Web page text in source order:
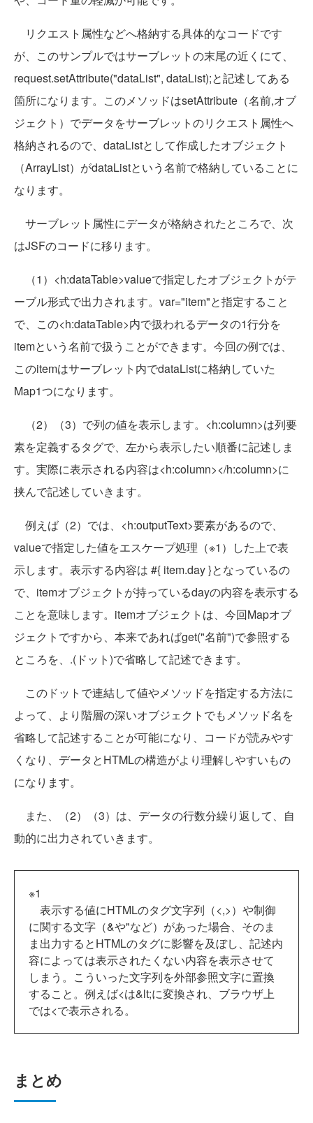
リクエスト属性などへ格納する具体的なコードです
が、このサンプルではサーブレットの末尾の近くにて、
request.setAttribute("dataList", dataList);と記述してある
箇所になります。このメソッドはsetAttribute（名前,オブ
ジェクト）でデータをサーブレットのリクエスト属性へ
格納されるので、dataListとして作成したオブジェクト
（ArrayList）がdataListという名前で格納していることに
なります。
サーブレット属性にデータが格納されたところで、次
はJSFのコードに移ります。
（1）<h:dataTable>valueで指定したオブジェクトがテ
ーブル形式で出力されます。var="item"と指定すること
で、この<h:dataTable>内で扱われるデータの1行分を
itemという名前で扱うことができます。今回の例では、
このitemはサーブレット内でdataListに格納していた
Map1つになります。
（2）（3）で列の値を表示します。<h:column>は列要
素を定義するタグで、左から表示したい順番に記述しま
す。実際に表示される内容は<h:column></h:column>に
挟んで記述していきます。
例えば（2）では、<h:outputText>要素があるので、
valueで指定した値をエスケープ処理（※1）した上で表
示します。表示する内容は #{ item.day }となっているの
で、itemオブジェクトが持っているdayの内容を表示する
ことを意味します。itemオブジェクトは、今回Mapオブ
ジェクトですから、本来であればget("名前")で参照する
ところを、.(ドット)で省略して記述できます。
このドットで連結して値やメソッドを指定する方法に
よって、より階層の深いオブジェクトでもメソッド名を
省略して記述することが可能になり、コードが読みやす
くなり、データとHTMLの構造がより理解しやすいもの
になります。
また、（2）（3）は、データの行数分繰り返して、自
動的に出力されていきます。
※1
表示する値にHTMLのタグ文字列（<,>）や制御
に関する文字（&や"など）があった場合、そのま
ま出力するとHTMLのタグに影響を及ぼし、記述内
容によっては表示されたくない内容を表示させて
しまう。こういった文字列を外部参照文字に置換
すること。例えば<は&lt;に変換され、ブラウザ上
では<で表示される。
まとめ